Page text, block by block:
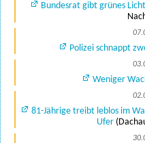
Bundesrat gibt grünes
Polizei schnappt
Weniger
81-Jährige treibt leblos im
Ufer